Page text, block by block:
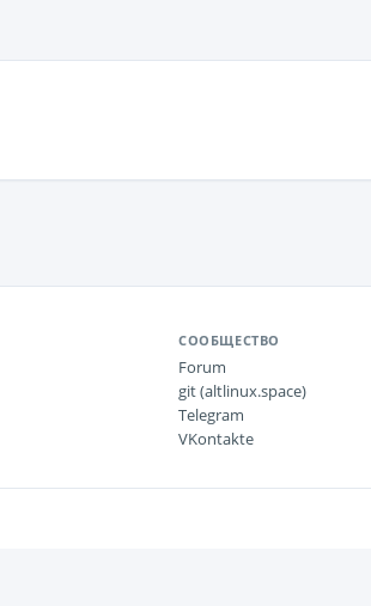
СООБЩЕСТВО
Forum
git (altlinux.space)
Telegram
VKontakte